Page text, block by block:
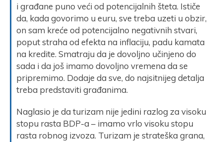
i građane puno veći od potencijalnih šteta. Ističe
da, kada govorimo u euru, sve treba uzeti u obzir,
on sam kreće od potencijalno negativnih stvari,
poput straha od efekta na inflaciju, padu kamata
na kredite. Smatraju da je dovoljno učinjeno do
sada i da još imamo dovoljno vremena da se
pripremimo. Dodaje da sve, do najsitnijeg detalja
treba predstaviti građanima.
Naglasio je da turizam nije jedini razlog za visoku
stopu rasta BDP-a – imamo vrlo visoku stopu
rasta robnog izvoza. Turizam je strateška grana,